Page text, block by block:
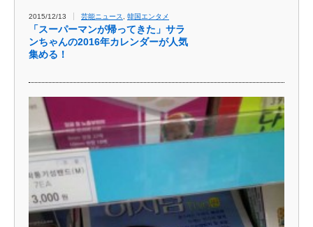
2015/12/13 芸能ニュース, 韓国エンタメ
「スーパーマンが帰ってきた」サラ
ンちゃんの2016年カレンダーが人気
集める！